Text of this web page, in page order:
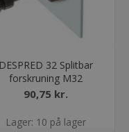
DESPRED 32 Splitbar
forskruning M32
90,75 kr.
Lager: 10 på lager